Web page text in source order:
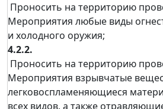
Проносить на территорию
Мероприятия любые виды
и холодного оружия;
4.2.2.
Проносить на территорию
Мероприятия взрывчатые
легковоспламеняющиеся
всех видов, а также